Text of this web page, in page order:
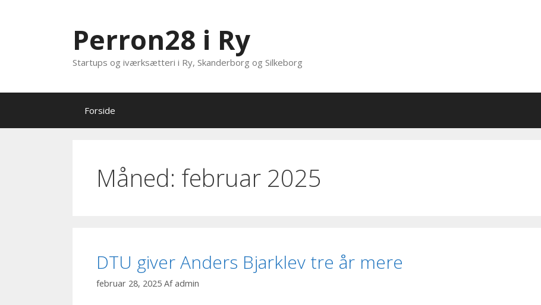
Perron28 i Ry
Startups og iværksætteri i Ry, Skanderborg og Silkeborg
Forside
Måned: februar 2025
DTU giver Anders Bjarklev tre år mere
februar 28, 2025 Afadmin